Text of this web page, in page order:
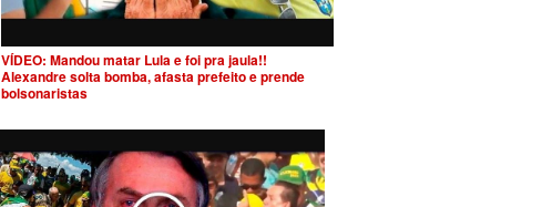
VÍDEO: Mandou matar Lula e foi pra jaula!!
Alexandre solta bomba, afasta prefeito e prende
bolsonaristas